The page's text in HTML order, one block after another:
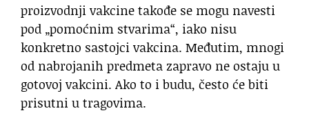
proizvodnji vakcine takođe se mogu navesti
pod „pomoćnim stvarima“, iako nisu
konkretno sastojci vakcina. Međutim, mnogi
od nabrojanih predmeta zapravo ne ostaju u
gotovoj vakcini. Ako to i budu, često će biti
prisutni u tragovima.